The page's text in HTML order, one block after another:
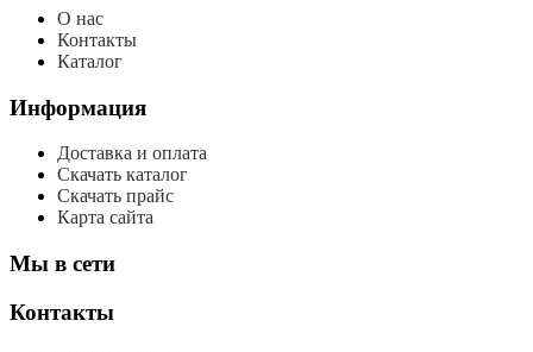
О нас
Контакты
Каталог
Информация
Доставка и оплата
Скачать каталог
Скачать прайс
Карта сайта
Мы в сети
Контакты